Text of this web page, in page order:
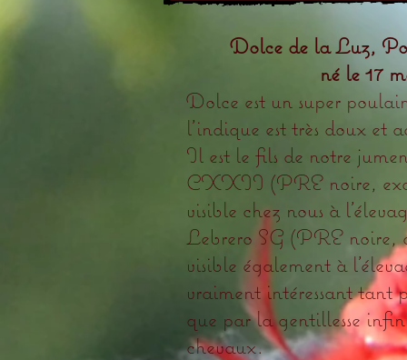
Dolce de la Luz,
né le 17
Dolce est un super
l’indique est très doux et
Il est le fils de notre
CXXII (PRE noire,
visible chez nous à
Lebrero SG (PRE noire,
visible également à
vraiment intéressant tant
que par la gentillesse
chevaux.